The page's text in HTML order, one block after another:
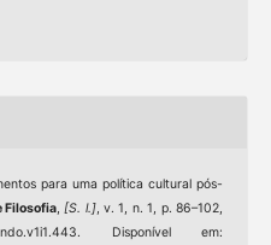
para uma política cultural pós-
Filosofia,[S. l.], v. 1, n. 1, p. 86–102,
Disponível em: